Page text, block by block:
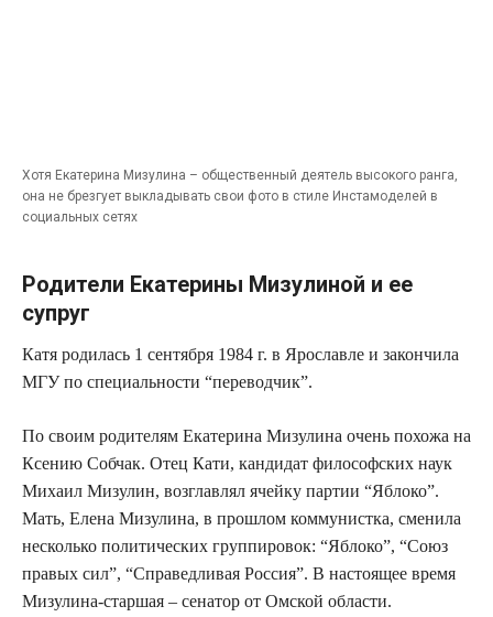
Хотя Ека­те­ри­на Мизу­ли­на – обще­ствен­ный дея­тель высо­ко­го ран­га,
она не брез­гу­ет выкла­ды­вать свои фото в сти­ле Инста­мо­де­лей в
соци­аль­ных сетях
Родители Екатерины Мизулиной и ее
супруг
Катя роди­лась 1 сен­тяб­ря 1984 г. в Яро­слав­ле и закон­чи­ла
МГУ по спе­ци­аль­но­сти “пере­вод­чик”.
По сво­им роди­те­лям Ека­те­ри­на Мизу­ли­на очень похо­жа на
Ксе­нию Соб­чак. Отец Кати, кан­ди­дат фило­соф­ских наук
Миха­ил Мизу­лин, воз­глав­лял ячей­ку пар­тии “Ябло­ко”.
Мать, Еле­на Мизу­ли­на, в про­шлом ком­му­нист­ка, сме­ни­ла
несколь­ко поли­ти­че­ских груп­пи­ро­вок: “Ябло­ко”, “Союз
пра­вых сил”, “Спра­вед­ли­вая Рос­сия”. В насто­я­щее вре­мя
Мизу­ли­на-стар­шая – сена­тор от Омской области.